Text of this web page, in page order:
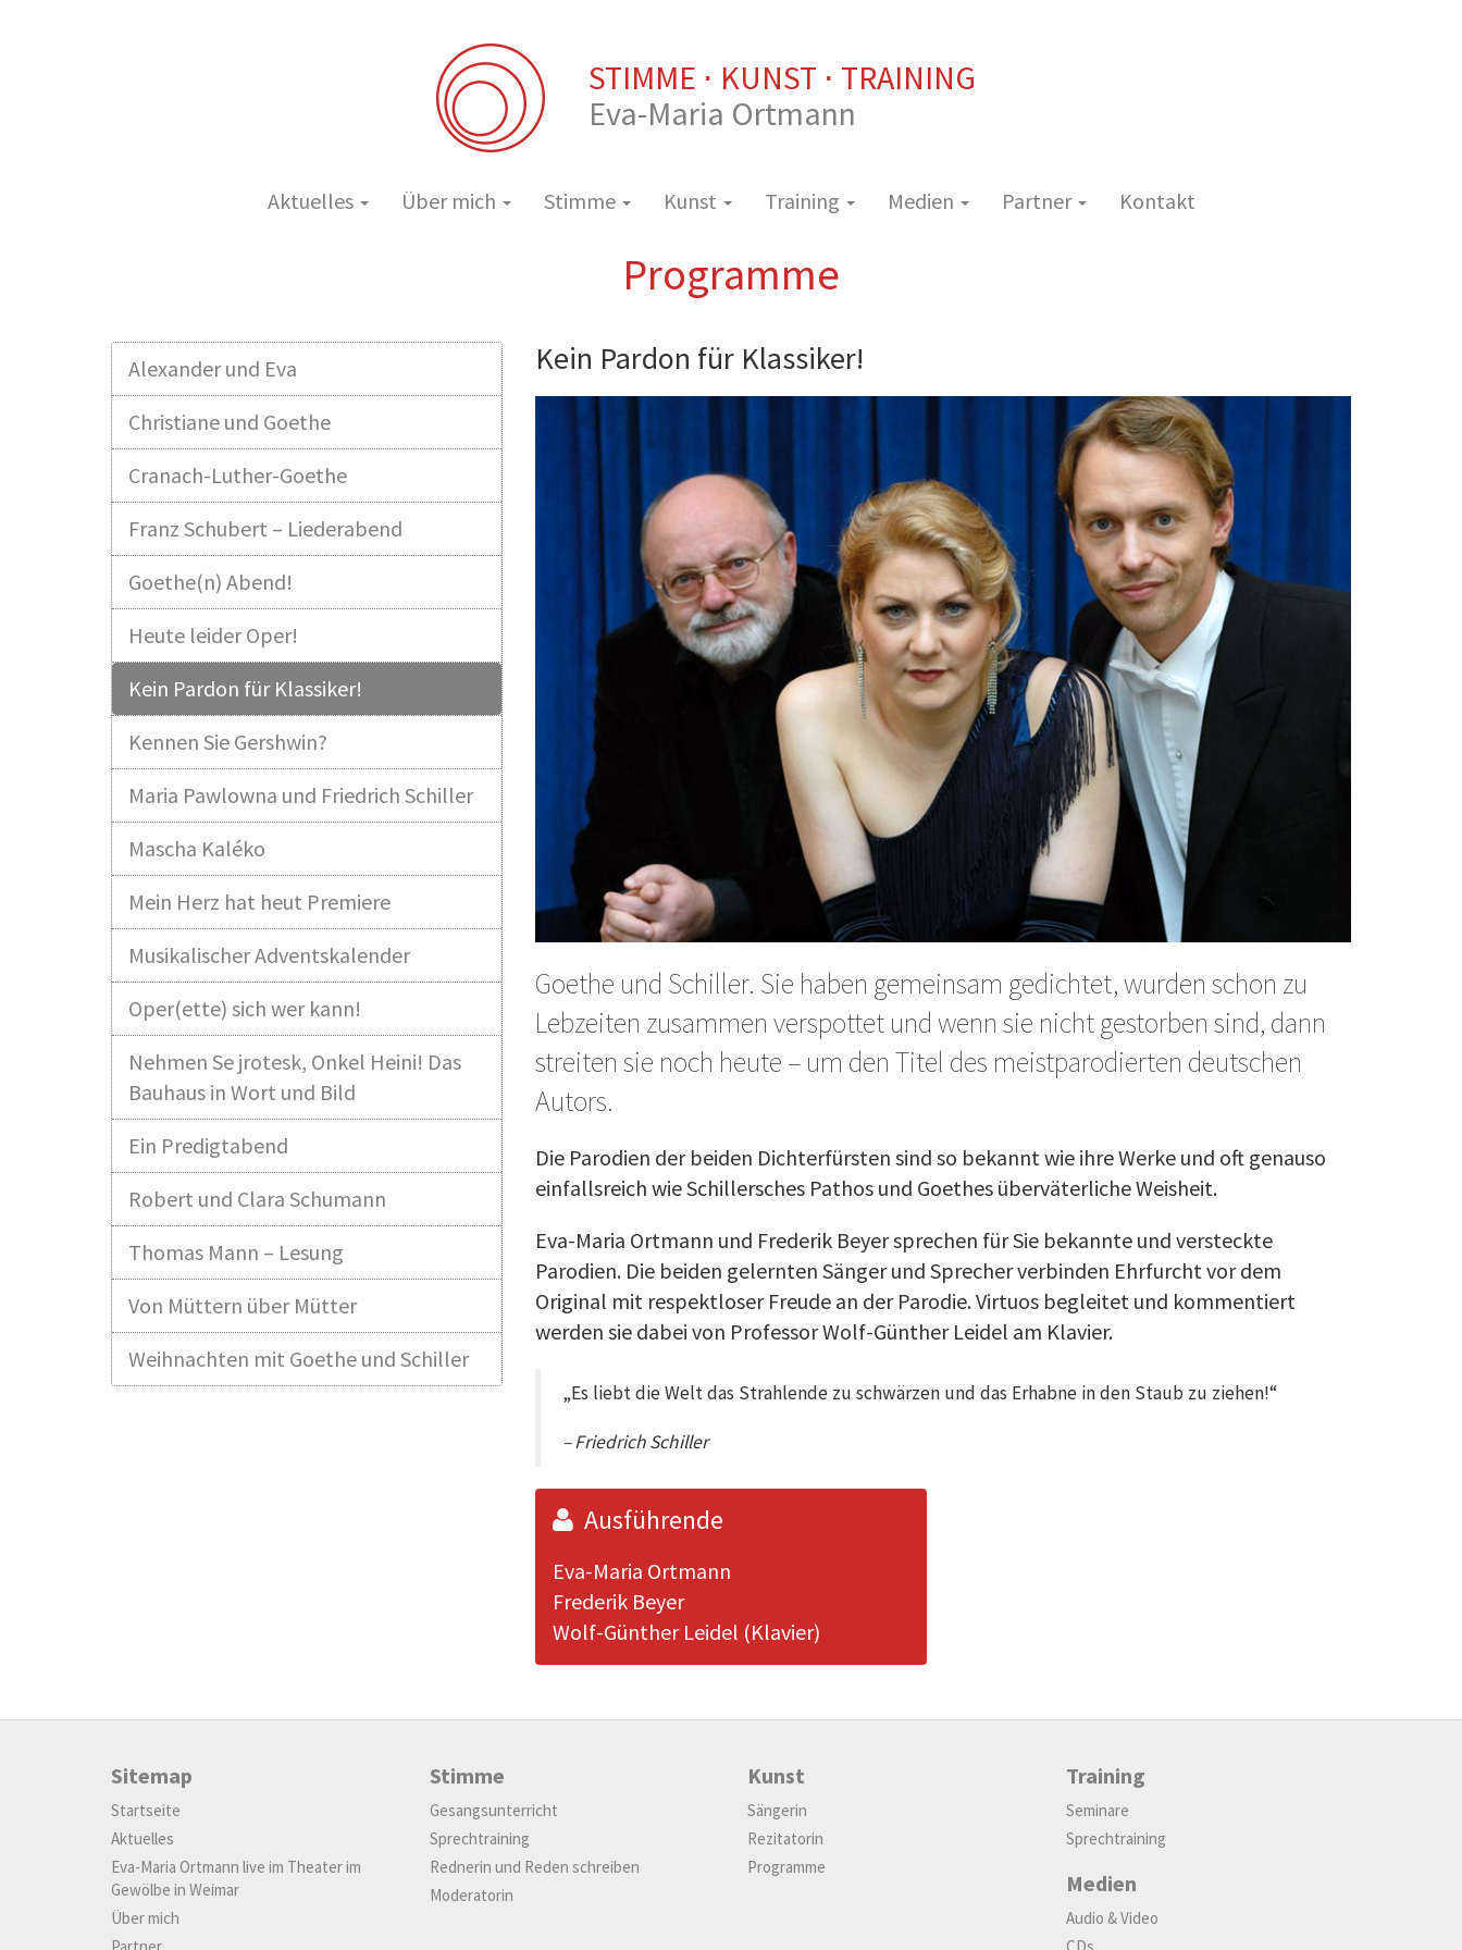
STIMME ⋅ KUNST ⋅ TRAINING
Eva-Maria Ortmann
Aktuelles Über mich Stimme Kunst Training Medien Partner Kontakt
Programme
Alexander und Eva
Christiane und Goethe
Cranach-Luther-Goethe
Franz Schubert – Liederabend
Goethe(n) Abend!
Heute leider Oper!
Kein Pardon für Klassiker!
Kennen Sie Gershwin?
Maria Pawlowna und Friedrich Schiller
Mascha Kaléko
Mein Herz hat heut Premiere
Musikalischer Adventskalender
Oper(ette) sich wer kann!
Nehmen Se jrotesk, Onkel Heini! Das
Bauhaus in Wort und Bild
Ein Predigtabend
Robert und Clara Schumann
Thomas Mann – Lesung
Von Müttern über Mütter
Weihnachten mit Goethe und Schiller
Kein Pardon für Klassiker!
Goethe und Schiller. Sie haben gemeinsam gedichtet, wurden schon zu
Lebzeiten zusammen verspottet und wenn sie nicht gestorben sind, dann
streiten sie noch heute – um den Titel des meistparodierten deutschen
Autors.
Die Parodien der beiden Dichterfürsten sind so bekannt wie ihre Werke und oft genauso
einfallsreich wie Schillersches Pathos und Goethes überväterliche Weisheit.
Eva-Maria Ortmann und Frederik Beyer sprechen für Sie bekannte und versteckte
Parodien. Die beiden gelernten Sänger und Sprecher verbinden Ehrfurcht vor dem
Original mit respektloser Freude an der Parodie. Virtuos begleitet und kommentiert
werden sie dabei von Professor Wolf-Günther Leidel am Klavier.
„Es liebt die Welt das Strahlende zu schwärzen und das Erhabne in den Staub zu ziehen!“
– Friedrich Schiller
Ausführende
Eva-Maria Ortmann
Frederik Beyer
Wolf-Günther Leidel (Klavier)
Sitemap
Startseite
Aktuelles
Eva-Maria Ortmann live im Theater im
Gewölbe in Weimar
Über mich
Partner
Stimme
Gesangsunterricht
Sprechtraining
Rednerin und Reden schreiben
Moderatorin
Kunst
Sängerin
Rezitatorin
Programme
Training
Seminare
Sprechtraining
Medien
Audio & Video
CDs